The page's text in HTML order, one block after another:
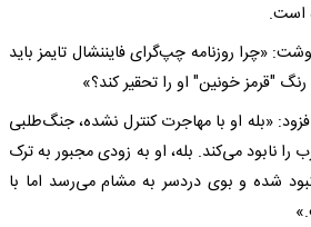
است.
«چرا روزنامه چپ‌گرای فایننشال تایمز باید
"قرمز خونین" او را تحقیر کند؟»
افزود: «بله او با مهاجرت کنترل نشده، جنگ‌طلبی
نابود می‌کند. بله، او به زودی مجبور به ترک
شده و بوی دردسر به مشام می‌رسد اما با